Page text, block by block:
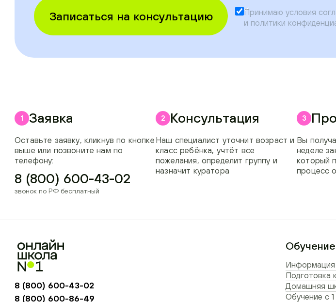
Записаться на консультацию Принимаю условия
и политики
1 Заявка
Оставьте заявку, кликнув по кнопке
выше или позвоните нам по
телефону:
8 (800) 600-43-02
звонок по РФ бесплатный
2 Консультация
Наш специалист уточнит возраст и
класс ребёнка, учтёт все
пожелания, определит группу и
назначит куратора
3
Вы
неделе
который
процесс
8 (800) 600-43-02
8 (800) 600-86-49
Обучение
Подготовка
Домашняя
Обучение с 1